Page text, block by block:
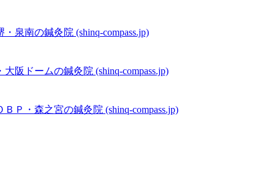
泉南の鍼灸院 (shinq-compass.jp)
阪ドームの鍼灸院 (shinq-compass.jp)
Ｐ・森之宮の鍼灸院 (shinq-compass.jp)